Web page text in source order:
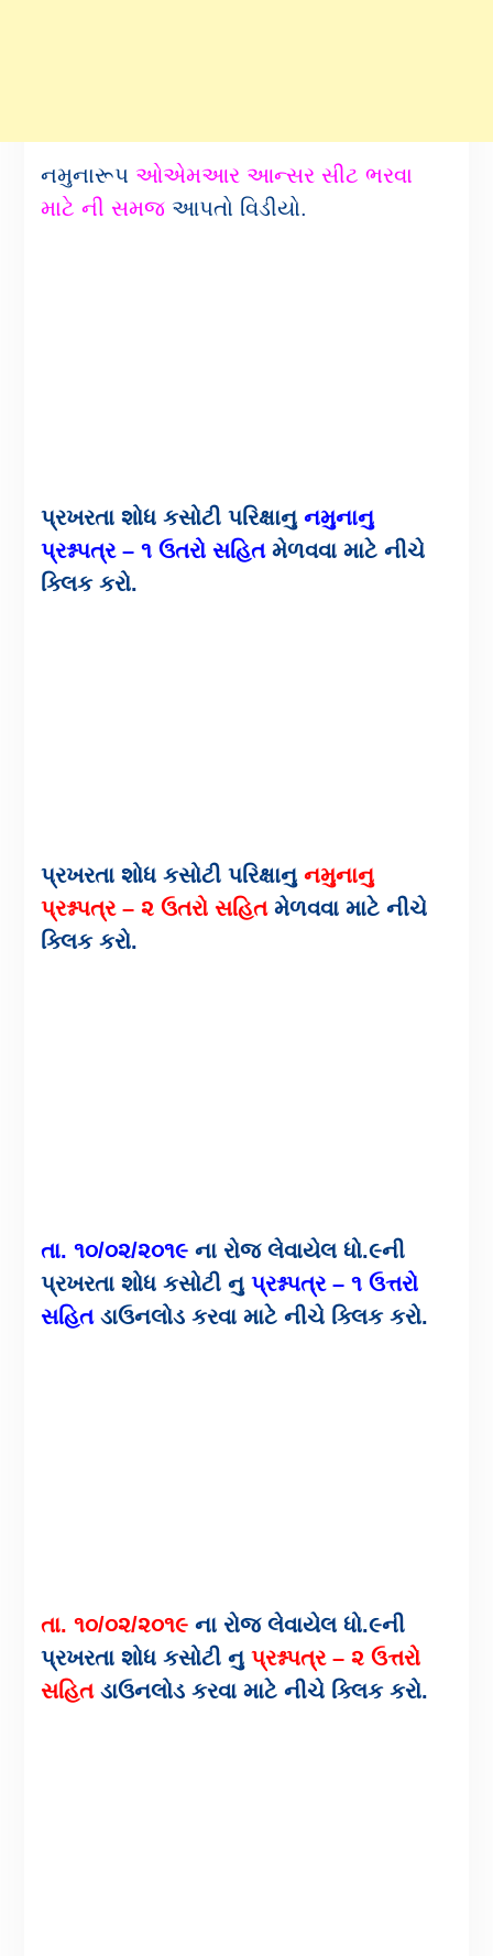
નમુનારૂપ ઓએમઆર આન્સર સીટ ભરવા
માટે ની સમજઆપતો વિડીયો.
પ્રખરતા શોધ કસોટી પરિક્ષાનુ નમુનાનુ
પ્રશ્નપત્ર – ૧ ઉતરો સહિતમેળવવા માટે નીચે
ક્લિક કરો.
પ્રખરતા શોધ કસોટી પરિક્ષાનુ નમુનાનુ
પ્રશ્નપત્ર – ૨ ઉતરો સહિતમેળવવા માટે નીચે
ક્લિક કરો.
તા. ૧૦/૦૨/૨૦૧૯ના રોજ લેવાયેલ ધો.૯ની
પ્રખરતા શોધ કસોટી નુ પ્રશ્નપત્ર – ૧ ઉત્તરો
સહિતડાઉનલોડ કરવા માટે નીચે ક્લિક કરો.
તા. ૧૦/૦૨/૨૦૧૯ના રોજ લેવાયેલ ધો.૯ની
પ્રખરતા શોધ કસોટી નુ પ્રશ્નપત્ર – ૨ ઉત્તરો
સહિતડાઉનલોડ કરવા માટે નીચે ક્લિક કરો.